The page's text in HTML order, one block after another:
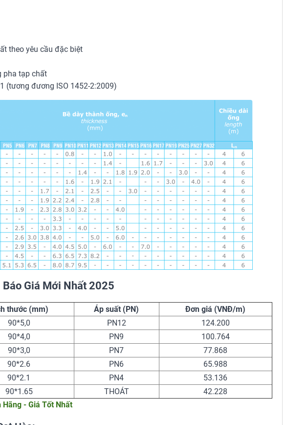
theo yêu cầu đặc biệt
pha tạp chất
(tương đương ISO 1452-2:2009)
Báo Giá Mới Nhất 2025
thước (mm) Áp suất (PN)
Đơn giá (VNĐ/m)
90*5,0 PN12
124.200
90*4,0 PN9
100.764
90*3,0 PN7
77.868
90*2.6 PN6
65.988
90*2.1 PN4
53.136
90*1.65 THOÁT
42.228
Hãng - Giá Tốt Nhất